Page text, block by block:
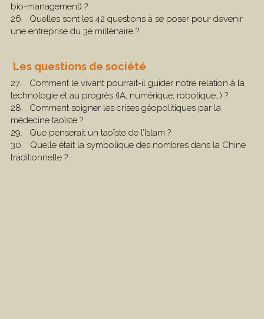
bio-management) ?
26.	Quelles sont les 42 questions à se poser pour devenir
une entreprise du 3è millénaire ?
Les questions de société
27.	Comment le vivant pourrait-il guider notre relation à la
technologie et au progrès (IA, numérique, robotique…) ?
28.	Comment soigner les crises géopolitiques par la
médecine taoïste ?
29.	Que penserait un taoïste de l’Islam ?
30.   Quelle était la symbolique des nombres dans la Chine
traditionnelle ?